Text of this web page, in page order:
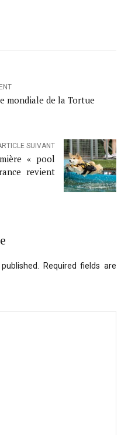
mondiale de la Tortue
SUIVANT
« pool
revient
Required fields are